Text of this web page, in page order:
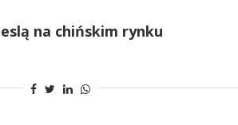
na chińskim rynku